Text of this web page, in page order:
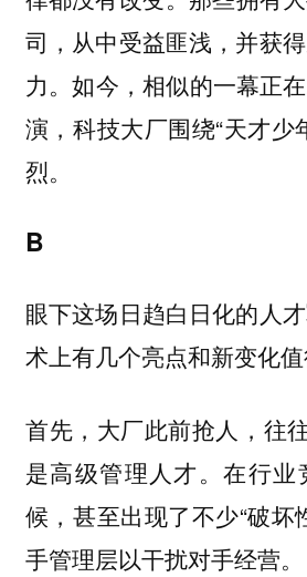
司，从中受益匪浅，并获
力。如今，相似的一幕正
演，科技大厂围绕“天才少
烈。
B
眼下这场日趋白日化的人
术上有几个亮点和新变化值
首先，大厂此前抢人，往
是高级管理人才。在行业
候，甚至出现了不少“破坏
手管理层以干扰对手经营。